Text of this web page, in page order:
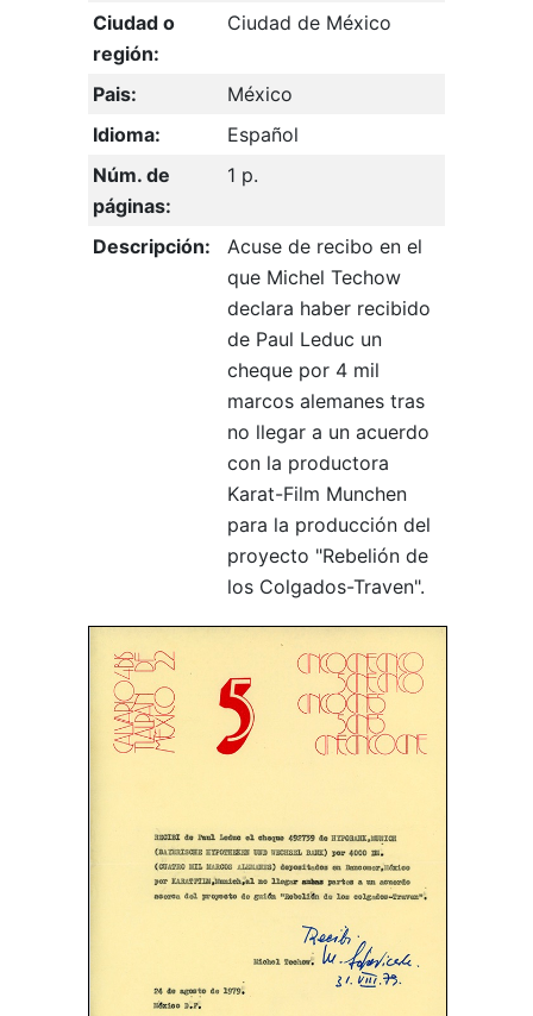
Ciudad o
región:
Ciudad de México
Pais:
México
Idioma:
Español
Núm. de
páginas:
1 p.
Descripción:
Acuse de recibo en el
que Michel Techow
declara haber recibido
de Paul Leduc un
cheque por 4 mil
marcos alemanes tras
no llegar a un acuerdo
con la productora
Karat-Film Munchen
para la producción del
proyecto "Rebelión de
los Colgados-Traven".